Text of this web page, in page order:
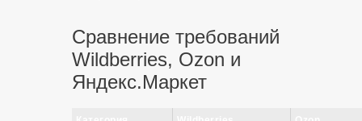
Сравнение требований
Wildberries, Ozon и
Яндекс.Маркет